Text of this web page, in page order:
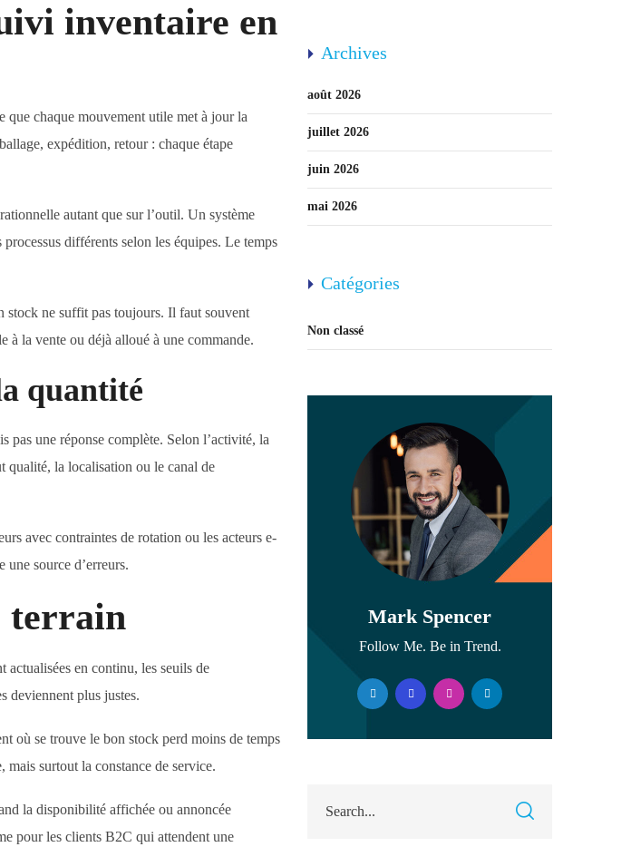
inventaire en
que chaque mouvement utile met à jour la
expédition, retour : chaque étape
autant que sur l’outil. Un système
différents selon les équipes. Le temps
ne suffit pas toujours. Il faut souvent
à la vente ou déjà alloué à une commande.
quantité
pas une réponse complète. Selon l’activité, la
qualité, la localisation ou le canal de
avec contraintes de rotation ou les acteurs e-
source d’erreurs.
terrain
actualisées en continu, les seuils de
deviennent plus justes.
où se trouve le bon stock perd moins de temps
mais surtout la constance de service.
la disponibilité affichée ou annoncée
pour les clients B2C qui attendent une
Archives
août 2026
juillet 2026
juin 2026
mai 2026
Catégories
Non classé
Mark Spencer
Follow Me. Be in Trend.